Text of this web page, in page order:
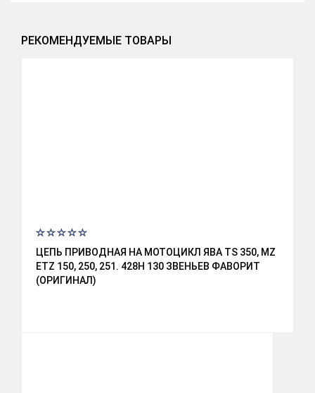
РЕКОМЕНДУЕМЫЕ ТОВАРЫ
ЦЕПЬ ПРИВОДНАЯ НА МОТОЦИКЛ ЯВА TS 350, MZ
ETZ 150, 250, 251. 428Н 130 ЗВЕНЬЕВ ФАВОРИТ
(ОРИГИНАЛ)